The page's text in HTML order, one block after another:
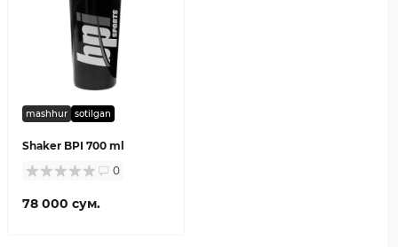
mashhur sotilgan
Shaker BPI 700 ml
0
78 000 сум.